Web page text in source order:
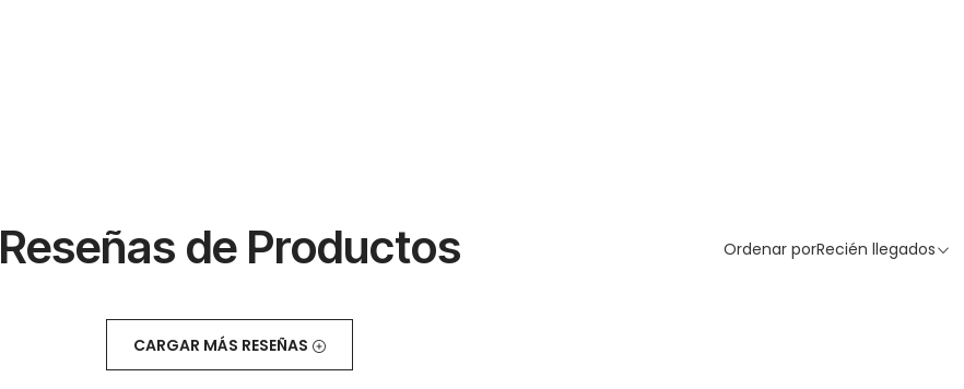
Reseñas de Productos Ordenar porRecién llegados
CARGAR MÁS RESEÑAS